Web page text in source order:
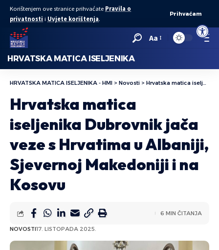
Open
Korištenjem ove stranice prihvaćate Pravila o
privatnosti i Uvjete korištenja.
Prihvaćam
Aa
HRVATSKA MATICA ISELJENIKA
HRVATSKA MATICA ISELJENIKA - HMI > Novosti > Hrvatska matica iseljenika Dubrovnik jača veze s Hrvatima u Albaniji, Sjevernoj Makedoniji i na Kosovu
Hrvatska matica
iseljenika Dubrovnik jača
veze s Hrvatima u Albaniji,
Sjevernoj Makedoniji i na
Kosovu
NOVOSTI17. LISTOPADA 2025.
6 MIN ČITANJA